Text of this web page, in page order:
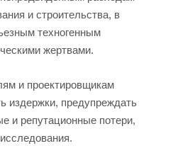
и строительства, в
техногенным
жертвами.
и проектировщикам
издержки, предупреждать
и репутационные потери,